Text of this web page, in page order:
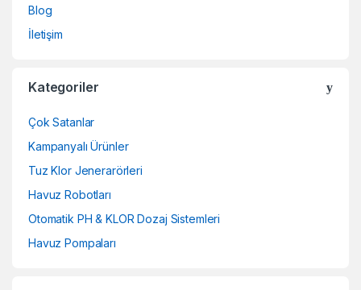
Blog
İletişim
Kategoriler
Çok Satanlar
Kampanyalı Ürünler
Tuz Klor Jenerarörleri
Havuz Robotları
Otomatik PH & KLOR Dozaj Sistemleri
Havuz Pompaları